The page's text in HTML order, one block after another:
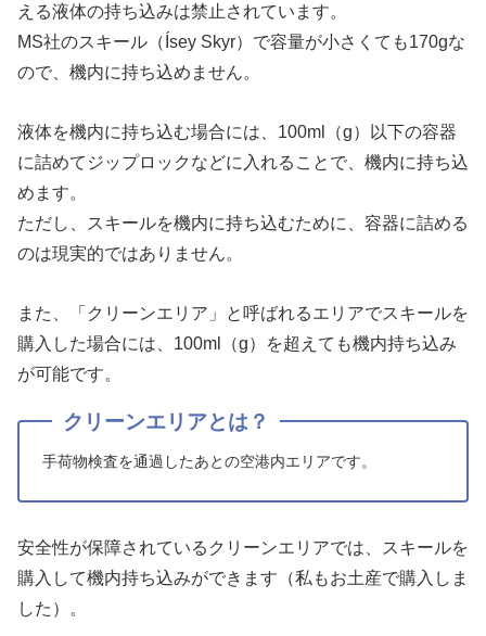
える液体の持ち込みは禁止されています。
MS社のスキール（Ísey Skyr）で容量が小さくても170gな
ので、機内に持ち込めません。
液体を機内に持ち込む場合には、100ml（g）以下の容器
に詰めてジップロックなどに入れることで、機内に持ち込
めます。
ただし、スキールを機内に持ち込むために、容器に詰める
のは現実的ではありません。
また、「クリーンエリア」と呼ばれるエリアでスキールを
購入した場合には、100ml（g）を超えても機内持ち込み
が可能です。
クリーンエリアとは？
手荷物検査を通過したあとの空港内エリアです。
安全性が保障されているクリーンエリアでは、スキールを
購入して機内持ち込みができます（私もお土産で購入しま
した）。